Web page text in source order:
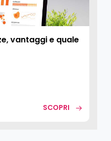
vantaggi e quale
SCOPRI